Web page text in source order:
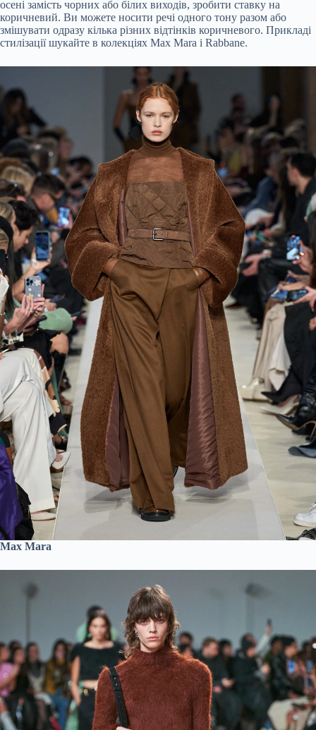
осені замість чорних або білих виходів, зробити ставку на
коричневий. Ви можете носити речі одного тону разом або
змішувати одразу кілька різних відтінків коричневого. Прикладі
стилізації шукайте в колекціях Max Mara і Rabbane.
Max Mara